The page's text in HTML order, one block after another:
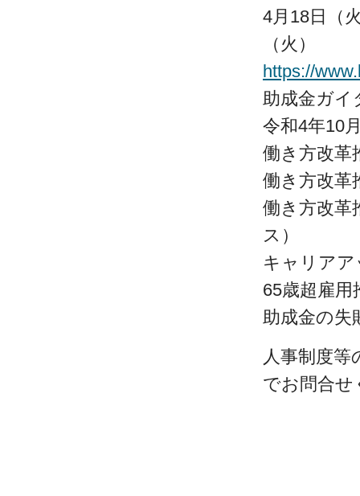
4月18日（
（火）
https://
助成金ガイ
令和4年10
働き方改革
働き方改革
働き方改革
ス）
キャリアア
65歳超雇用
助成金の失
人事制度等
でお問合せ